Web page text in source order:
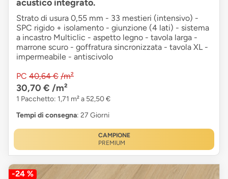
acustico integrato.
Strato di usura 0,55 mm - 33 mestieri (intensivo) -
SPC rigido + isolamento - giunzione (4 lati) - sistema
a incastro Multiclic - aspetto legno - tavola larga -
marrone scuro - goffratura sincronizzata - tavola XL -
impermeabile - antiscivolo
PC 40,64 € /m²
30,70 € /m²
1 Pacchetto: 1,71 m² a 52,50 €
Tempi di consegna: 27 Giorni
CAMPIONE
PREMIUM
-24 %